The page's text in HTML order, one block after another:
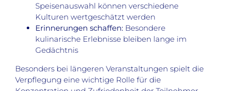
Speisenauswahl können verschiedene
Kulturen wertgeschätzt werden
Erinnerungen schaffen:Besondere
kulinarische Erlebnisse bleiben lange im
Gedächtnis
Besonders bei längeren Veranstaltungen spielt die
Verpflegung eine wichtige Rolle für die